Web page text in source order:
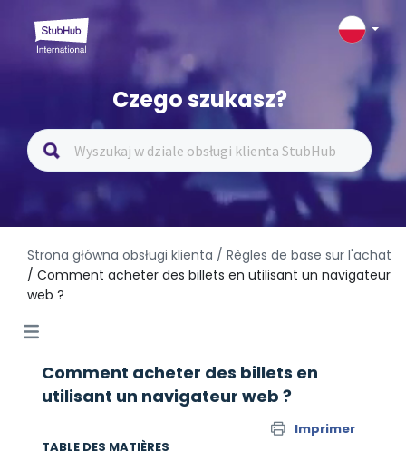
Czego szukasz?
Strona główna obsługi klienta / Règles de base sur l'achat
/ Comment acheter des billets en utilisant un navigateur
web ?
Comment acheter des billets en
utilisant un navigateur web ?
Imprimer
TABLE DES MATIÈRES